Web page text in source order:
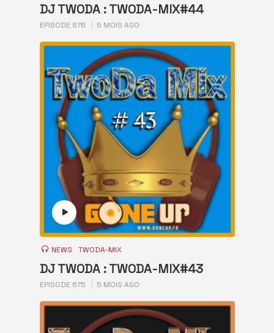
DJ TWODA : TWODA-MIX#44
EPISODE 676 5 MOIS AGO
NEWS TWODA-MIX
DJ TWODA : TWODA-MIX#43
EPISODE 675 5 MOIS AGO